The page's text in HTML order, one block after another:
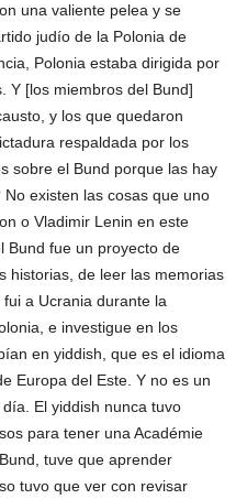
una valiente pelea y se
judío de la Polonia de
Polonia estaba dirigida por
Y [los miembros del Bund]
y los que quedaron
respaldada por los
sobre el Bund porque las hay
existen las cosas que uno
o Vladimir Lenin en este
Bund fue un proyecto de
historias, de leer las memorias
a Ucrania durante la
e investigue en los
en yiddish, que es el idioma
Europa del Este. Y no es un
El yiddish nunca tuvo
para tener una Académie
tuve que aprender
tuvo que ver con revisar